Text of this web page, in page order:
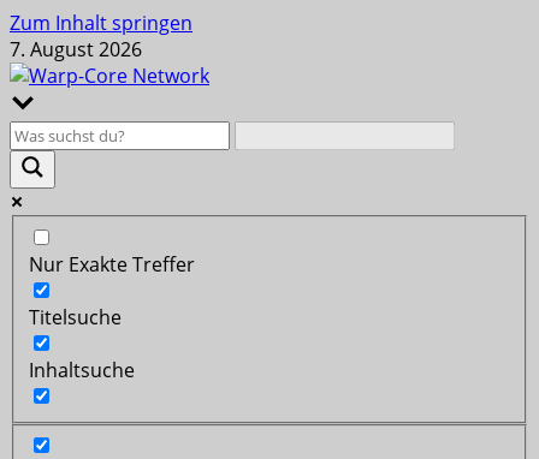
Zum Inhalt springen
7. August 2026
Nur Exakte Treffer
Titelsuche
Inhaltsuche